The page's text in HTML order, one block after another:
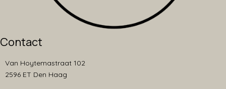
Contact
Van Hoytemastraat 102
2596 ET Den Haag